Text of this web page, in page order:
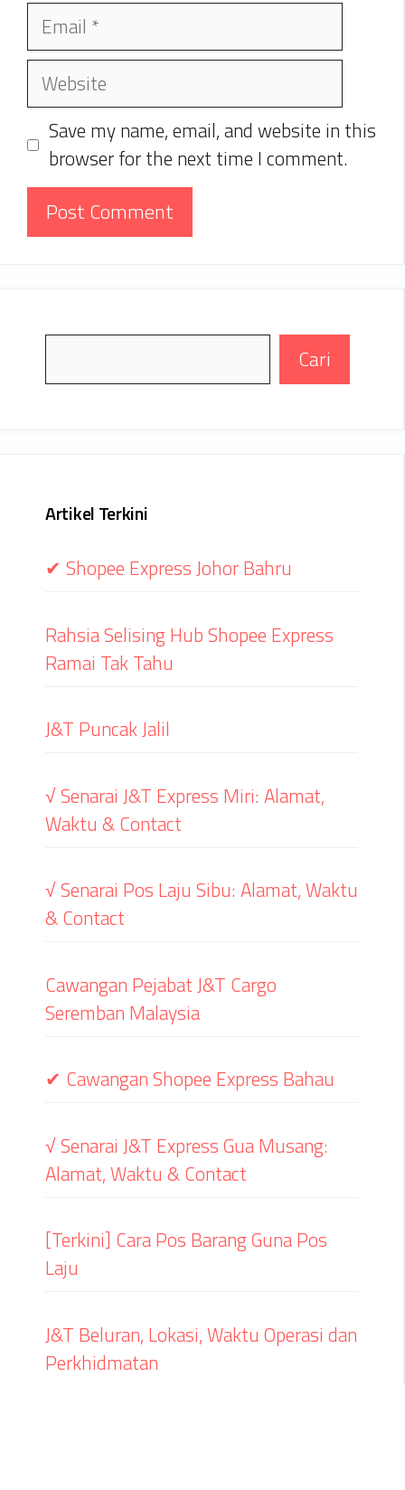
Email
Website
Save my name, email, and website in this
browser for the next time I comment.
Cari
Artikel Terkini
✔ Shopee Express Johor Bahru
Rahsia Selising Hub Shopee Express
Ramai Tak Tahu
J&T Puncak Jalil
√ Senarai J&T Express Miri: Alamat,
Waktu & Contact
√ Senarai Pos Laju Sibu: Alamat, Waktu
& Contact
Cawangan Pejabat J&T Cargo
Seremban Malaysia
✔ Cawangan Shopee Express Bahau
√ Senarai J&T Express Gua Musang:
Alamat, Waktu & Contact
[Terkini] Cara Pos Barang Guna Pos
Laju
J&T Beluran, Lokasi, Waktu Operasi dan
Perkhidmatan